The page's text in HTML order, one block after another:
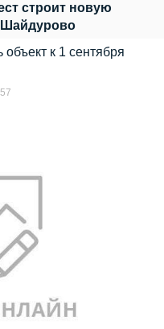
строит новую
к 1 сентября